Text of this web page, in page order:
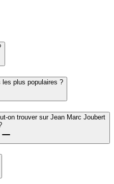
plus populaires ?
on trouver sur Jean Marc Joubert